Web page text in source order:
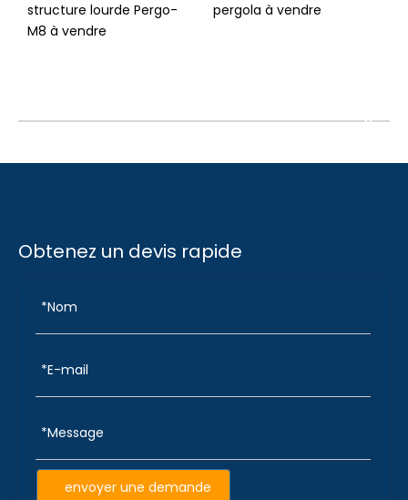
structure lourde Pergo-
M8 à vendre
pergola à vendre
Obtenez un devis rapide
envoyer une demande